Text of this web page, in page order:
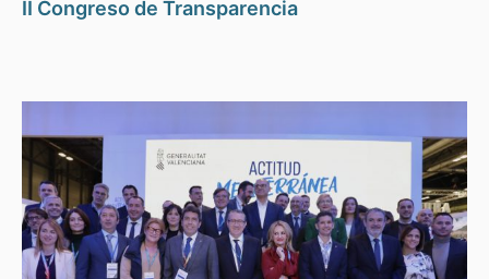
II Congreso de Transparencia